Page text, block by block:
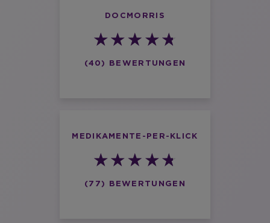
DOCMORRIS
(40) BEWERTUNGEN
MEDIKAMENTE-PER-KLICK
(77) BEWERTUNGEN